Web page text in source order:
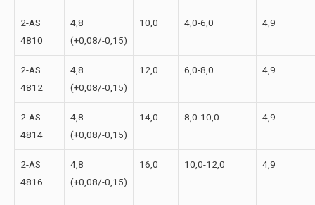
2-АS
4810
4,8
(+0,08/-0,15)
10,0 4,0-6,0 4,9
2-АS
4812
4,8
(+0,08/-0,15)
12,0 6,0-8,0 4,9
2-АS
4814
4,8
(+0,08/-0,15)
14,0 8,0-10,0 4,9
2-АS
4816
4,8
(+0,08/-0,15)
16,0 10,0-12,0 4,9